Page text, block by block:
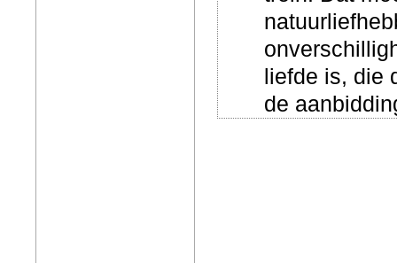
liefde is, die
de